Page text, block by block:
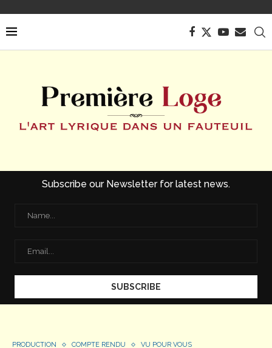
Subscribe our Newsletter for latest news.
PRODUCTION COMPTE RENDU VU POUR VOUS